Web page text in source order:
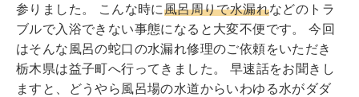
参りました。 こんな時に風呂周りで水漏れなどのトラ
ブルで入浴できない事態になると大変不便です。 今回
はそんな風呂の蛇口の水漏れ修理のご依頼をいただき
栃木県は益子町へ行ってきました。 早速話をお聞きし
ますと、どうやら風呂場の水道からいわゆる水がダダ